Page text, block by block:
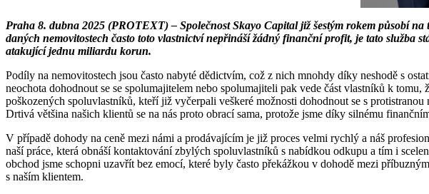
Praha 8. dubna 2025 (PROTEXT) – Společnost Skayo Capital již šestým rokem působí
daných nemovitostech často toto vlastnictví nepřináší žádný finanční profit, je tato služba
atakující jednu miliardu korun.
Podíly na nemovitostech jsou často nabyté dědictvím, což z nich mnohdy díky neshodě s
neochota dohodnout se se spolumajitelem nebo spolumajiteli pak vede část vlastníků k
poškozených spoluvlastníků, kteří již vyčerpali veškeré možnosti dohodnout se s
Drtivá většina našich klientů se na nás proto obrací sama, protože jsme díky silnému
V případě dohody na ceně mezi námi a prodávajícím je již proces velmi rychlý a náš
naší práce, která obnáší kontaktování zbylých spoluvlastníků s nabídkou odkupu a tím i
obchod jsme schopni uzavřít bez emocí, které byly často překážkou v dohodě mezi
s naším klientem.